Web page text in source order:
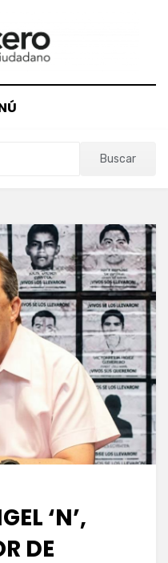
Buscar
‘N’,
DE